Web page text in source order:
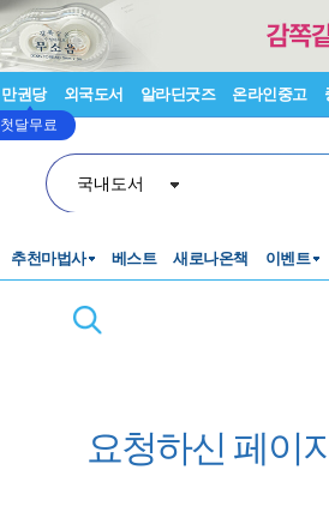
만권당
첫달무료
외국도서 알라딘굿즈 온라인중고
국내도서
추천마법사 베스트 새로나온책 이벤트
요청하신 페이